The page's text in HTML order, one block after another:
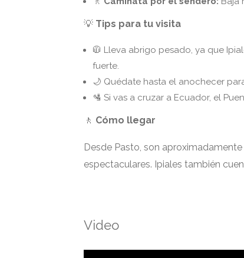
💡 Tips para tu visita
🧥 Lleva abrigo pesado, ya que
fuerte.
🌙 Quédate hasta el anochecer
🛂 Si vas a cruzar a Ecuador, el
🚶 Cómo llegar
Desde Pasto, son
espectaculares. Ipiales también
Video